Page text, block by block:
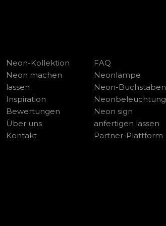
Neon-Kollektion
Neon machen
lassen
Inspiration
Bewertungen
Über uns
Kontakt
FAQ
Neonlampe
Neon-Buchstaben
Neonbeleuchtung
Neon sign
anfertigen lassen
Partner-Plattform